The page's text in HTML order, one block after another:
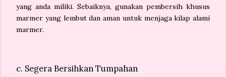
yang anda miliki. Sebaiknya, gunakan pembersih khusus
marmer yang lembut dan aman untuk menjaga kilap alami
marmer.
c. Segera Bersihkan Tumpahan